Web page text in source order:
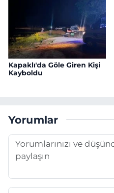
Kapaklı'da Göle Giren Kişi
Kayboldu
Yorumlar